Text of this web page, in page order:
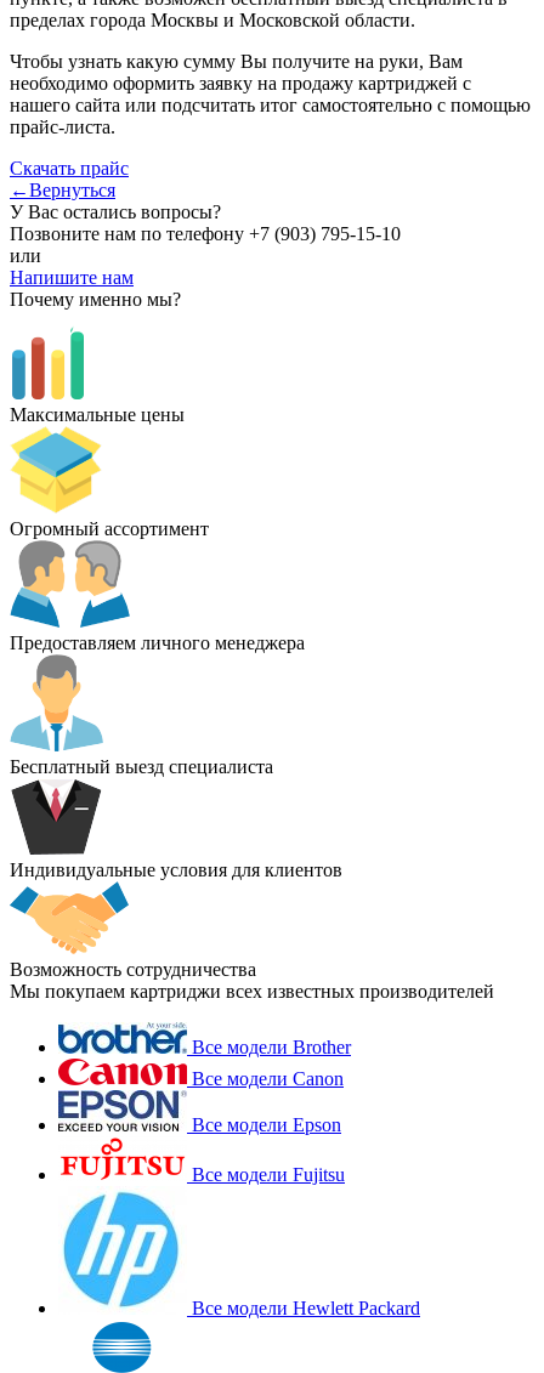
пределах города Москвы и Московской области.
Чтобы узнать какую сумму Вы получите на руки, Вам
необходимо оформить заявку на продажу картриджей с
нашего сайта или подсчитать итог самостоятельно с помощью
прайс-листа.
Скачать прайс
←Вернуться
У Вас остались вопросы?
Позвоните нам по телефону +7 (903) 795-15-10
или
Напишите нам
Почему именно мы?
Максимальные цены
Огромный ассортимент
Предоставляем личного менеджера
Бесплатный выезд специалиста
Индивидуальные условия для клиентов
Возможность сотрудничества
Мы покупаем картриджи всех известных производителей
Все модели Brother
Все модели Canon
Все модели Epson
Все модели Fujitsu
Все модели Hewlett Packard